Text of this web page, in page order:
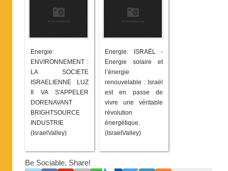
Energie:
ENVIRONNEMENT :
LA SOCIETE
ISRAELIENNE LUZ
II VA S'APPELER
DORENAVANT
BRIGHTSOURCE
INDUSTRIE
(IsraelValley)
Energie: ISRAËL -
Energie solaire et
l’énergie
renouvelable : Israël
est en passe de
vivre une véritable
révolution
énergétique.
(IsraelValley)
Be Sociable, Share!